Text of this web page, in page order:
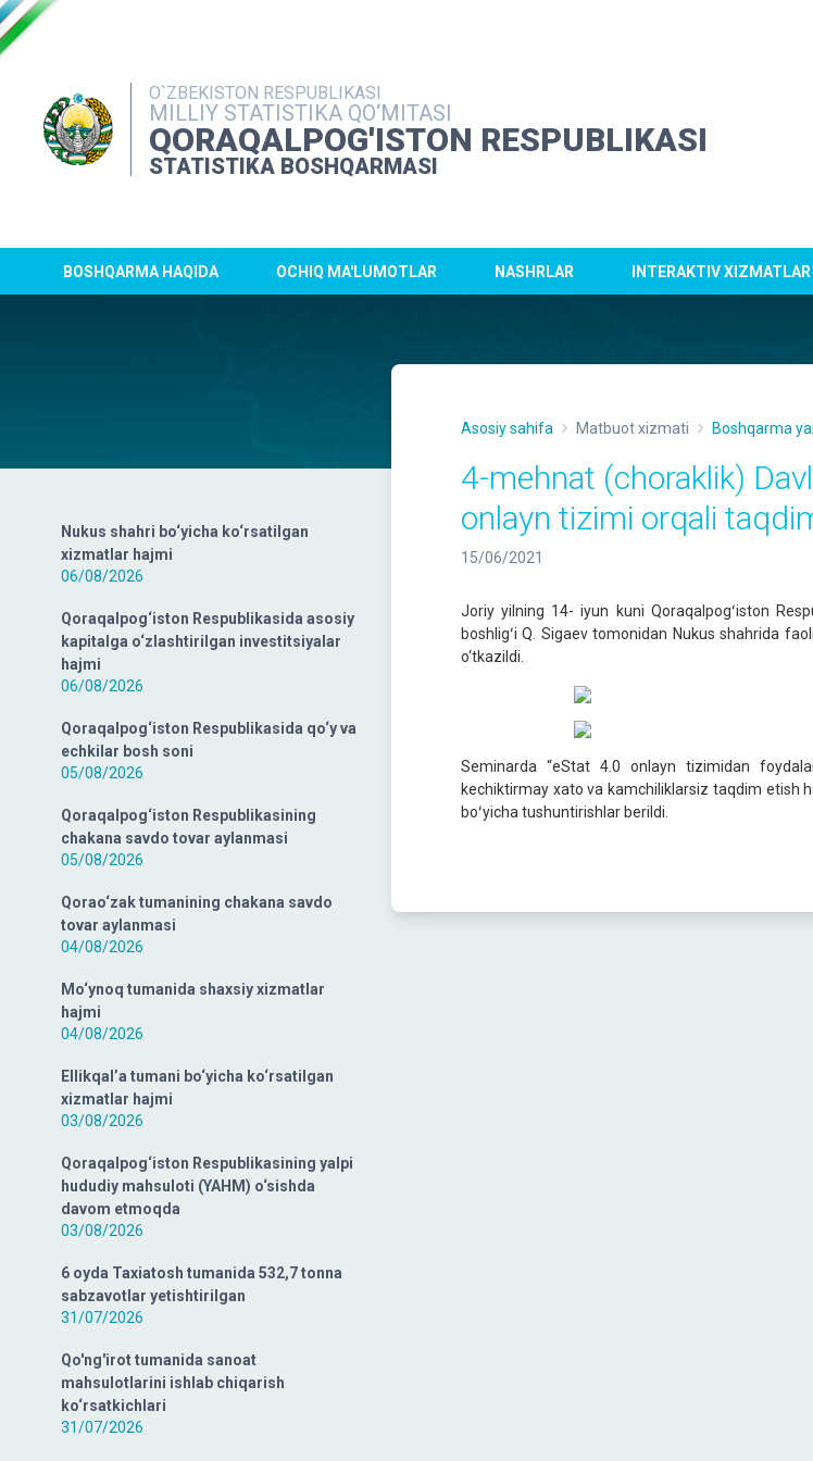
O`ZBEKISTON RESPUBLIKASI
MILLIY STATISTIKA QO‘MITASI
QORAQALPOG'ISTON RESPUBLIKASI
STATISTIKA BOSHQARMASI
BOSHQARMA HAQIDA OCHIQ MA'LUMOTLAR NASHRLAR INTERAKTIV XIZMATLAR
Nukus shahri bo‘yicha ko‘rsatilgan
xizmatlar hajmi
06/08/2026
Qoraqalpog‘iston Respublikasida asosiy
kapitalga o‘zlashtirilgan investitsiyalar
hajmi
06/08/2026
Qoraqalpog‘iston Respublikasida qo‘y va
echkilar bosh soni
05/08/2026
Qoraqalpog‘iston Respublikasining
chakana savdo tovar aylanmasi
05/08/2026
Qorao‘zak tumanining chakana savdo
tovar aylanmasi
04/08/2026
Mo‘ynoq tumanida shaxsiy xizmatlar
hajmi
04/08/2026
Ellikqal’a tumani bo‘yicha ko‘rsatilgan
xizmatlar hajmi
03/08/2026
Qoraqalpog‘iston Respublikasining yalpi
hududiy mahsuloti (YAHM) o‘sishda
davom etmoqda
03/08/2026
6 oyda Taxiatosh tumanida 532,7 tonna
sabzavotlar yetishtirilgan
31/07/2026
Qo'ng'irot tumanida sanoat
mahsulotlarini ishlab chiqarish
ko‘rsatkichlari
31/07/2026
Asosiy sahifa Matbuot xizmati Boshqarma
4-mehnat (choraklik)
onlayn tizimi orqali
15/06/2021
Joriy yilning 14- iyun kuni Qoraqalpogʻiston
boshligʻi Q. Sigaev tomonidan Nukus shahrida
o‘tkazildi.
Seminarda “eStat 4.0 onlayn tizimidan
kechiktirmay xato va kamchiliklarsiz taqdim etish
boʻyicha tushuntirishlar berildi.